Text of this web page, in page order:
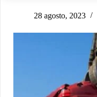
28 agosto, 2023